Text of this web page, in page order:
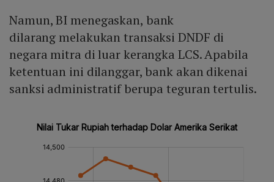
Namun, BI menegaskan, bank
dilarang melakukan transaksi DNDF di
negara mitra di luar kerangka LCS. Apabila
ketentuan ini dilanggar, bank akan dikenai
sanksi administratif berupa teguran tertulis.